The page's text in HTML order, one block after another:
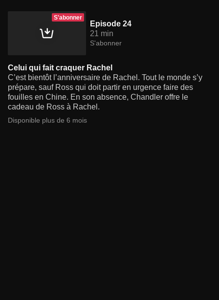
S'abonner
Episode 24
21 min
S'abonner
Celui qui fait craquer Rachel
C’est bientôt l’anniversaire de Rachel. Tout le monde s’y
prépare, sauf Ross qui doit partir en urgence faire des
fouilles en Chine. En son absence, Chandler offre le
cadeau de Ross à Rachel.
Disponible plus de 6 mois